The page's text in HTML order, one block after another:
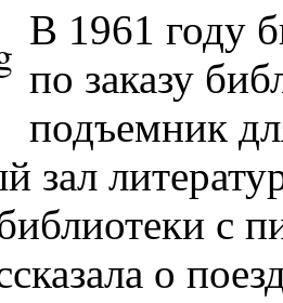
В 1961 году
по заказу
подъемник
зал
с
о